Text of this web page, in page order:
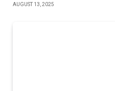
AUGUST 13, 2025